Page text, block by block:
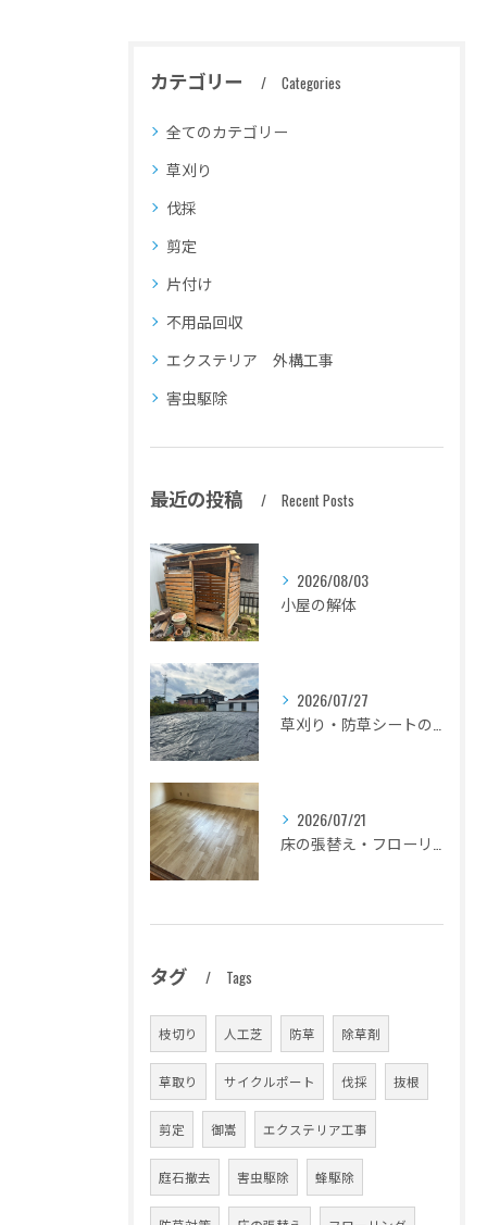
カテゴリー Categories
全てのカテゴリー
草刈り
伐採
剪定
片付け
不用品回収
エクステリア 外構工事
害虫駆除
最近の投稿 Recent Posts
2026/08/03
小屋の解体
2026/07/27
2026/07/21
タグ Tags
枝切り 人工芝 防草 除草剤
草取り サイクルポート 伐採 抜根
剪定 御嵩 エクステリア工事
庭石撤去 害虫駆除 蜂駆除